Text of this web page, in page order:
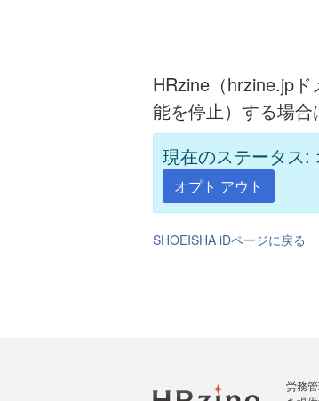
HRzine（hrzine.jp
能を停止）する場合
現在のステータス:
オプト アウト
SHOEISHA iDページに戻る
労務